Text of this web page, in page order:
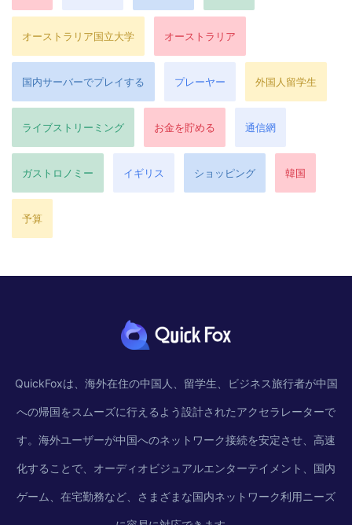
オーストラリア国立大学 オーストラリア
国内サーバーでプレイする プレーヤー 外国人留学生
ライブストリーミング お金を貯める 通信網
ガストロノミー イギリス ショッピング 韓国
予算
QuickFoxは、海外在住の中国人、留学生、ビジネス旅行者が中国
への帰国をスムーズに行えるよう設計されたアクセラレーターで
す。海外ユーザーが中国へのネットワーク接続を安定させ、高速
化することで、オーディオビジュアルエンターテイメント、国内
ゲーム、在宅勤務など、さまざまな国内ネットワーク利用ニーズ